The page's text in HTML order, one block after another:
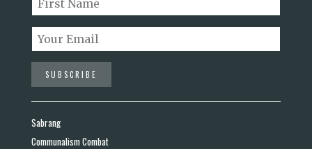
Sabrang
Communalism Combat